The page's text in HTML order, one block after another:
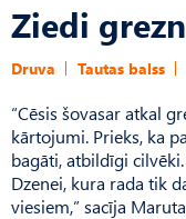
Ziedi
Druva Tautas balss
“Cēsis šovasar atkal
kārtojumi. Prieks, ka
bagāti, atbildīgi
Dzenei, kura rada tik
viesiem,” sacīja